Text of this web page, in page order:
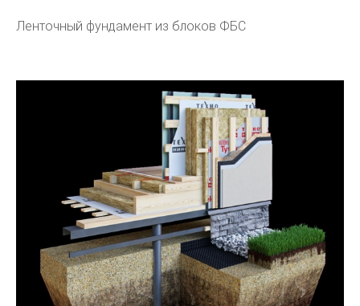
Ленточный фундамент из блоков ФБС